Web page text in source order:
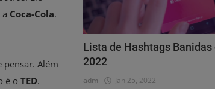
Coca-Cola.
Além
é o TED.
Lista de Hashtags
2022
adm Jan 25, 2022